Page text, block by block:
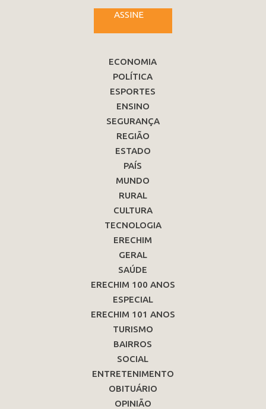
ASSINE
ECONOMIA
POLÍTICA
ESPORTES
ENSINO
SEGURANÇA
REGIÃO
ESTADO
PAÍS
MUNDO
RURAL
CULTURA
TECNOLOGIA
ERECHIM
GERAL
SAÚDE
ERECHIM 100 ANOS
ESPECIAL
ERECHIM 101 ANOS
TURISMO
BAIRROS
SOCIAL
ENTRETENIMENTO
OBITUÁRIO
OPINIÃO